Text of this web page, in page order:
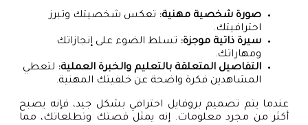
صورة شخصية مهنية: تعكس شخصيتك وتبرز
احترافيتك.
سيرة ذاتية موجزة: تسلط الضوء على إنجازاتك
ومهاراتك.
التفاصيل المتعلقة بالتعليم والخبرة العملية: لتعطي
المشاهدين فكرة واضحة عن خلفيتك المهنية.
عندما يتم تصميم بروفايل احترافي بشكل جيد، فإنه يصبح
أكثر من مجرد معلومات. إنه يمثل قصتك وتطلعاتك، مما